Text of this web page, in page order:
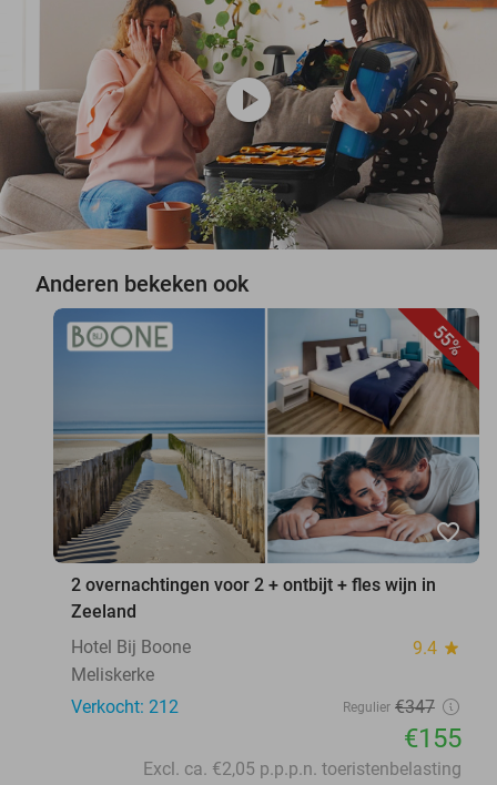
play_circle
Anderen bekeken ook
55%
favorite_border
2 overnachtingen voor 2 + ontbijt + fles wijn in
Zeeland
Hotel Bij Boone
9.4 star
Meliskerke
Verkocht: 212
Regulier €347
€155
Excl. ca. €2,05 p.p.p.n. toeristenbelasting